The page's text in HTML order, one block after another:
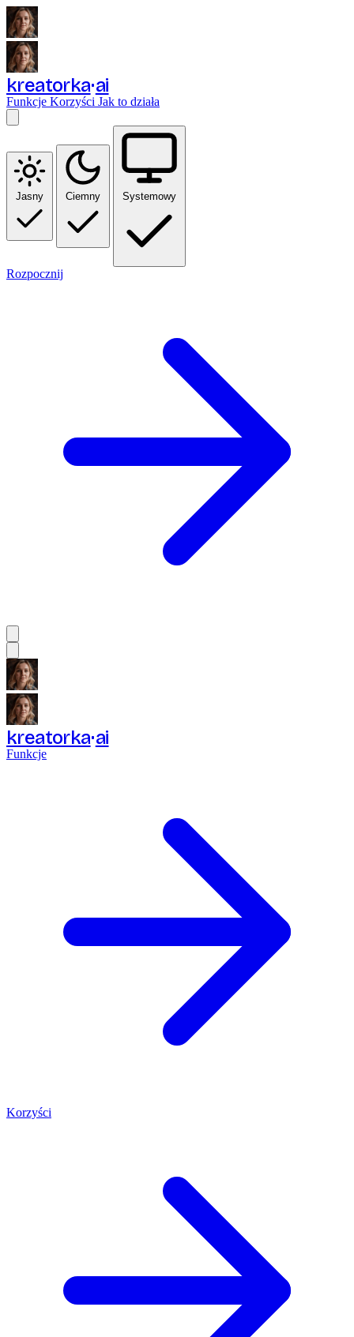
kreatorka ai
Funkcje Korzyści Jak to działa
Jasny Ciemny Systemowy
Rozpocznij
kreatorka ai
Funkcje
Korzyści